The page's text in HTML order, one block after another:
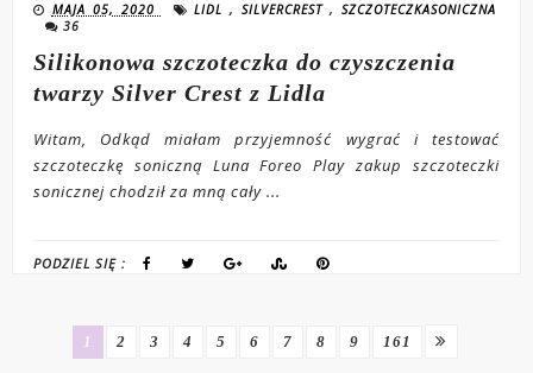
MAJA 05, 2020 LIDL,SILVERCREST,SZCZOTECZKASONICZNA
36
Silikonowa szczoteczka do czyszczenia
twarzy Silver Crest z Lidla
Witam, Odkąd miałam przyjemność wygrać i testować
szczoteczkę soniczną Luna Foreo Play zakup szczoteczki
sonicznej chodził za mną cały ...
PODZIEL SIĘ :
1 2 3 4 5 6 7 8 9 161